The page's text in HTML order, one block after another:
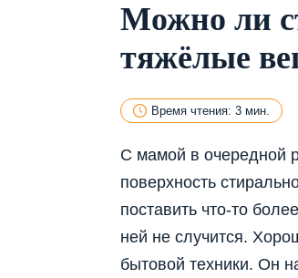
Можно ли
тяжёлые
Время чтения: 3 мин.
С мамой в очередной
поверхность
поставить что-то
ней не случится.
бытовой техники. Он